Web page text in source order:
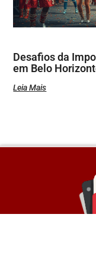
Desafios da
em Belo
Leia Mais